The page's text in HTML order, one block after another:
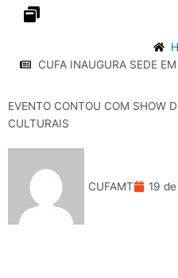
CUFA INAUGURA SEDE
EVENTO CONTOU COM SHOW
CULTURAIS
CUFAMT 19